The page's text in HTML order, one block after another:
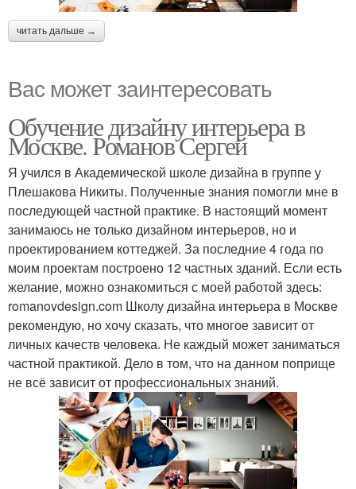
читать дальше →
Вас может заинтересовать
Обучение дизайну интерьера в
Москве. Романов Сергей
Я учился в Академической школе дизайна в группе у
Плешакова Никиты. Полученные знания помогли мне в
последующей частной практике. В настоящий момент
занимаюсь не только дизайном интерьеров, но и
проектированием коттеджей. За последние 4 года по
моим проектам построено 12 частных зданий. Если есть
желание, можно ознакомиться с моей работой здесь:
romanovdesign.com Школу дизайна интерьера в Москве
рекомендую, но хочу сказать, что многое зависит от
личных качеств человека. Не каждый может заниматься
частной практикой. Дело в том, что на данном поприще
не всё зависит от профессиональных знаний.